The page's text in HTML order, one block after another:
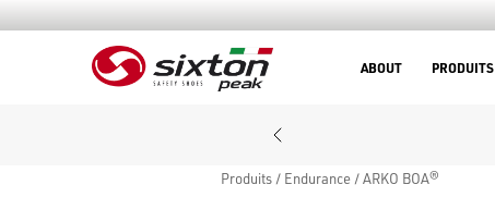
ABOUT PRODUITS
Produits Endurance ARKO BOA®